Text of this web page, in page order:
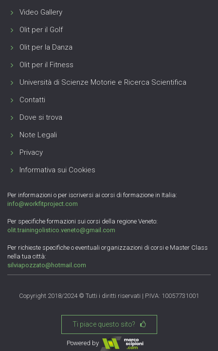
Video Gallery
Olit per il Golf
Olit per la Danza
Olit per il Fitness
Università di Scienze Motorie e Ricerca Scientifica
Contatti
Dove si trova
Note Legali
Privacy
Informativa sui Cookies
Per informazioni o per iscriversi ai corsi di formazione in Italia:
info@workfitproject.com
Per specifiche formazioni sui corsi della regione Veneto:
olit.trainingolistico.veneto@gmail.com
Per richieste specifiche o eventuali organizzazioni di corsi e Master Class
nella tua città:
silviapozzato@hotmail.com
Copyright 2018/2024 © Tutti i diritti riservati | P.IVA: 10057731001
Ti piace questo sito?
Powered by